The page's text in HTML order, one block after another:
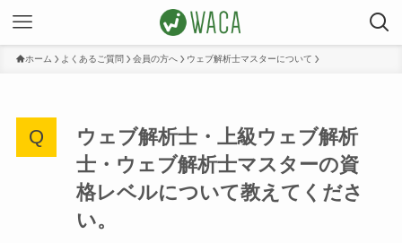
ホーム よくあるご質問 会員の方へ ウェブ解析士マスターについて
ウェブ解析士・上級ウェブ解析
士・ウェブ解析士マスターの資
格レベルについて教えてくださ
い。